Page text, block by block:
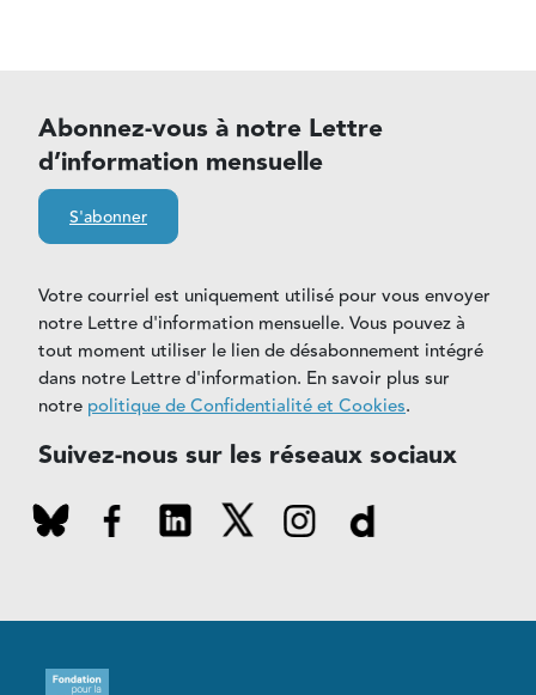
Abonnez-vous à notre Lettre
d’information mensuelle
S'abonner
Votre courriel est uniquement utilisé pour vous envoyer
notre Lettre d'information mensuelle. Vous pouvez à
tout moment utiliser le lien de désabonnement intégré
dans notre Lettre d'information. En savoir plus sur
notre politique de Confidentialité et Cookies.
Suivez-nous sur les réseaux sociaux